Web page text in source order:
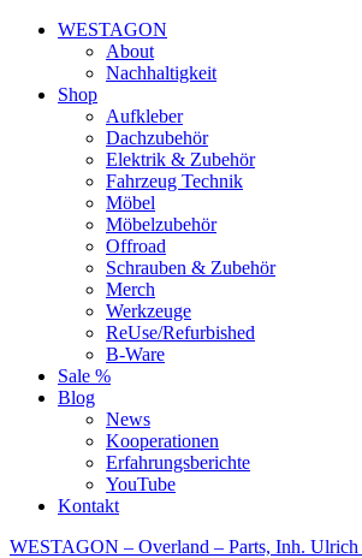
WESTAGON
About
Nachhaltigkeit
Shop
Aufkleber
Dachzubehör
Elektrik & Zubehör
Fahrzeug Technik
Möbel
Möbelzubehör
Offroad
Schrauben & Zubehör
Merch
Werkzeuge
ReUse/Refurbished
B-Ware
Sale %
Blog
News
Kooperationen
Erfahrungsberichte
YouTube
Kontakt
WESTAGON – Overland – Parts, Inh.